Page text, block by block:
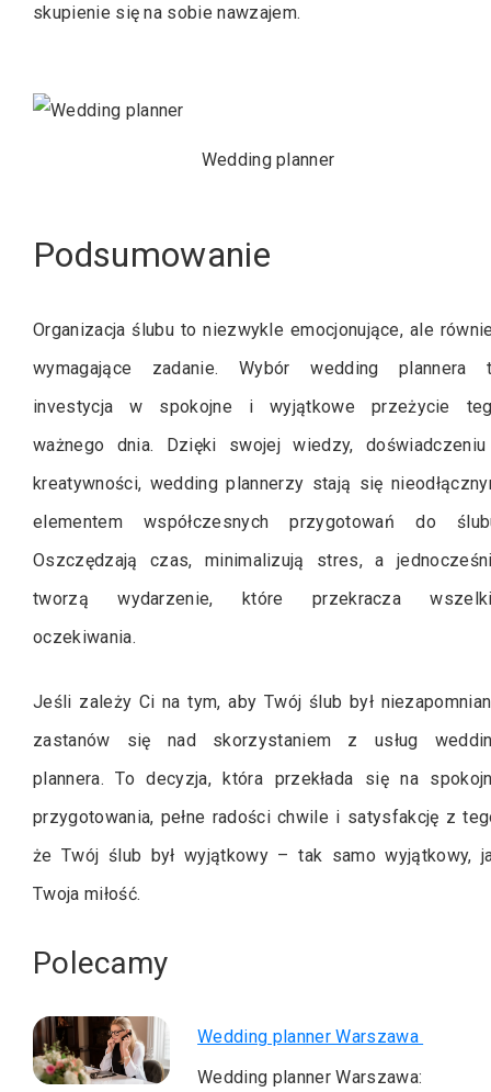
skupienie się na sobie nawzajem.
Wedding planner
Podsumowanie
Organizacja ślubu to niezwykle emocjonujące, ale
wymagające zadanie. Wybór wedding plannera
investycja w spokojne i wyjątkowe przeżycie
ważnego dnia. Dzięki swojej wiedzy,
kreatywności, wedding plannerzy stają się
elementem współczesnych przygotowań do
Oszczędzają czas, minimalizują stres, a
tworzą wydarzenie, które przekracza
oczekiwania.
Jeśli zależy Ci na tym, aby Twój ślub był
zastanów się nad skorzystaniem z usług
plannera. To decyzja, która przekłada się na
przygotowania, pełne radości chwile i satysfakcję z
że Twój ślub był wyjątkowy – tak samo wyjątkowy,
Twoja miłość.
Polecamy
Wedding planner Warszawa
Wedding planner Warszawa: